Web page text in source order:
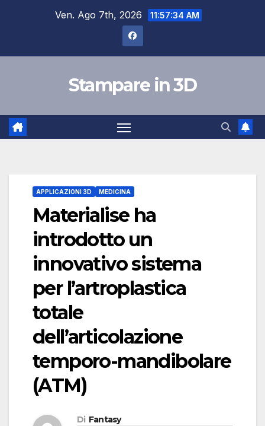
Ven. Ago 7th, 2026 11:57:34 AM
Stampare in 3D
APPLICAZIONI 3D MEDICINA
Materialise ha
introdotto un
innovativo sistema
per l’artroplastica
totale
dell’articolazione
temporo-mandibolare
(ATM)
Di Fantasy